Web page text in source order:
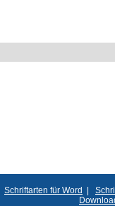
Schriftarten für Word |